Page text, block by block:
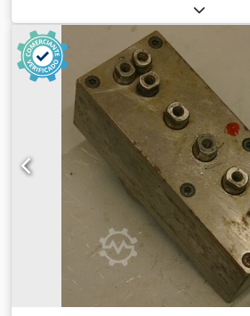
multihusillo articulado, taladradora
perforación para pasadores,
caja de cambios para taladrar. -
Portabrocas: M8 -Rotación derecha/
Distancia entre brocas: 26 mm -
Cantidad: 4 cabezales de perforación
por unidad -Dimensiones: 85/70/A120
Rjfx Alfeha -Peso: 4 kg